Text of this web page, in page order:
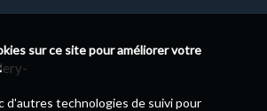
sur ce site pour améliorer votre
d'autres technologies de suivi pour